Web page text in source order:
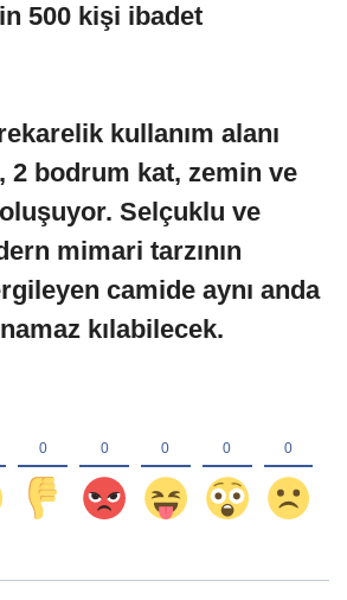
500 kişi ibadet
kullanım alanı
2 bodrum kat, zemin ve
Selçuklu ve
mimari tarzının
camide aynı anda
kılabilecek.